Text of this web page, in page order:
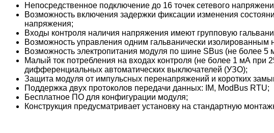
Непосредственное подключение до 16 точек сетевого
Возможность включения задержки фиксации изменения
напряжения;
Входы контроля наличия напряжения имеют групповую
Возможность управления одним гальванически изолированным
Возможность электропитания модуля по шине SBus (не более 5
Малый ток потребления на входах контроля (не более 1 мА при
дифференциальных автоматических выключателей (УЗО);
Защита модуля от импульсных перенапряжений и коротких
Поддержка двух протоколов передачи данных: IM, ModBus RTU;
Бесплатное ПО для конфигурации модуля;
Конструкция предусматривает установку на стандартную